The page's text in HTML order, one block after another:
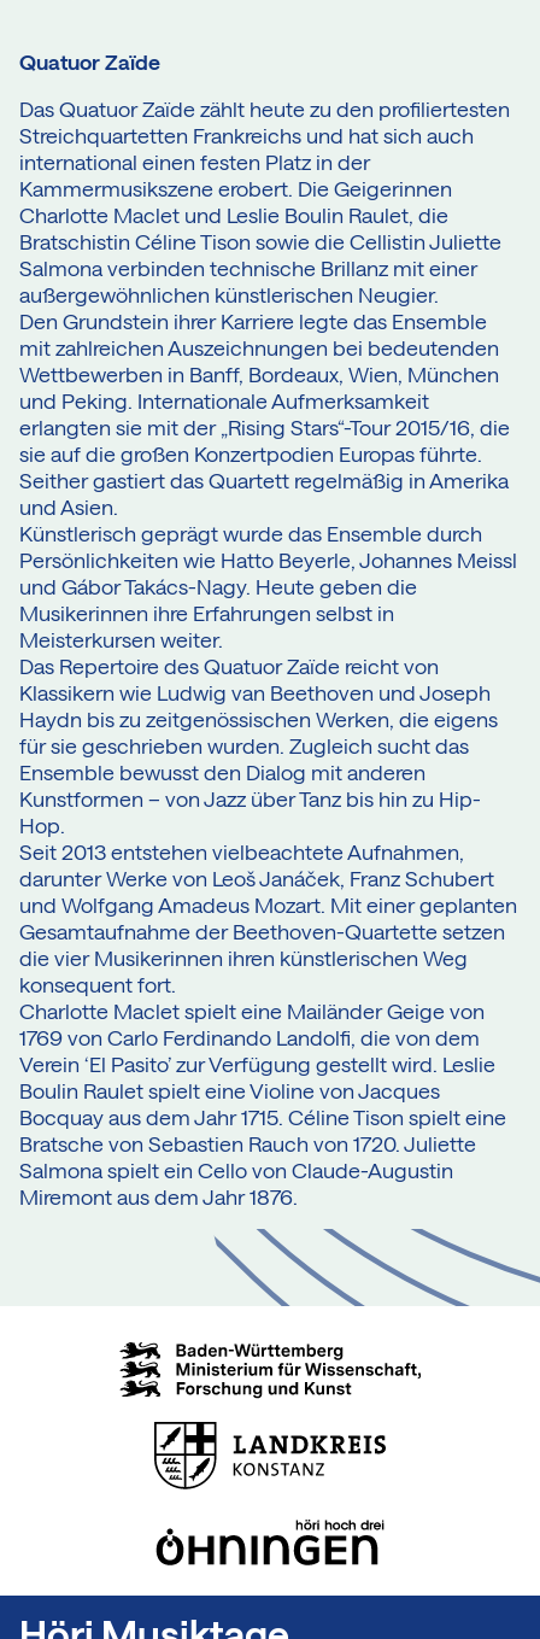
Quatuor Zaïde
Das Quatuor Zaïde zählt heute zu den profiliertesten
Streichquartetten Frankreichs und hat sich auch
international einen festen Platz in der
Kammermusikszene erobert. Die Geigerinnen
Charlotte Maclet und Leslie Boulin Raulet, die
Bratschistin Céline Tison sowie die Cellistin Juliette
Salmona verbinden technische Brillanz mit einer
außergewöhnlichen künstlerischen Neugier.
Den Grundstein ihrer Karriere legte das Ensemble
mit zahlreichen Auszeichnungen bei bedeutenden
Wettbewerben in Banff, Bordeaux, Wien, München
und Peking. Internationale Aufmerksamkeit
erlangten sie mit der „Rising Stars“-Tour 2015/16, die
sie auf die großen Konzertpodien Europas führte.
Seither gastiert das Quartett regelmäßig in Amerika
und Asien.
Künstlerisch geprägt wurde das Ensemble durch
Persönlichkeiten wie Hatto Beyerle, Johannes Meissl
und Gábor Takács-Nagy. Heute geben die
Musikerinnen ihre Erfahrungen selbst in
Meisterkursen weiter.
Das Repertoire des Quatuor Zaïde reicht von
Klassikern wie Ludwig van Beethoven und Joseph
Haydn bis zu zeitgenössischen Werken, die eigens
für sie geschrieben wurden. Zugleich sucht das
Ensemble bewusst den Dialog mit anderen
Kunstformen – von Jazz über Tanz bis hin zu Hip-
Hop.
Seit 2013 entstehen vielbeachtete Aufnahmen,
darunter Werke von Leoš Janáček, Franz Schubert
und Wolfgang Amadeus Mozart. Mit einer geplanten
Gesamtaufnahme der Beethoven-Quartette setzen
die vier Musikerinnen ihren künstlerischen Weg
konsequent fort.
Charlotte Maclet spielt eine Mailänder Geige von
1769 von Carlo Ferdinando Landolfi, die von dem
Verein ‘El Pasito’ zur Verfügung gestellt wird. Leslie
Boulin Raulet spielt eine Violine von Jacques
Bocquay aus dem Jahr 1715. Céline Tison spielt eine
Bratsche von Sebastien Rauch von 1720. Juliette
Salmona spielt ein Cello von Claude-Augustin
Miremont aus dem Jahr 1876.